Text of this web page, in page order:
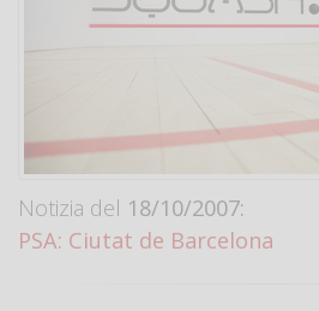
Notizia del 18/10/2007:
PSA: Ciutat de Barcelona